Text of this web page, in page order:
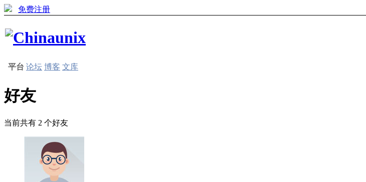
免费注册
平台 论坛 博客 文库
好友
当前共有 2 个好友